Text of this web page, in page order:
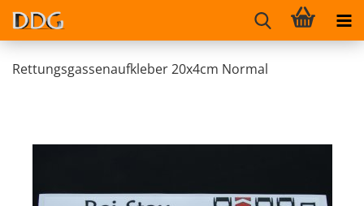
Rettungsgassenaufkleber 20x4cm Normal